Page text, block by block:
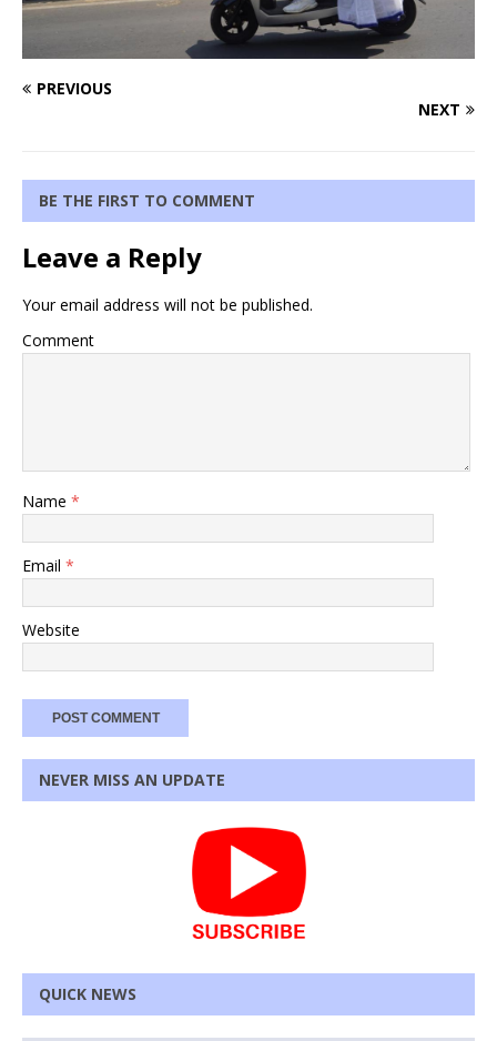
PREVIOUS
NEXT
BE THE FIRST TO COMMENT
Leave a Reply
Your email address will not be published.
Comment
Name *
Email *
Website
NEVER MISS AN UPDATE
QUICK NEWS